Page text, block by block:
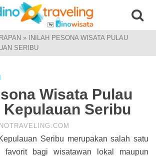
»
INILAH PESONA WISATA PULAU
SERIBU
Wisata Pulau
Kepulauan Seribu
Seribu merupakan salah satu
favorit bagi wisatawan lokal maupun